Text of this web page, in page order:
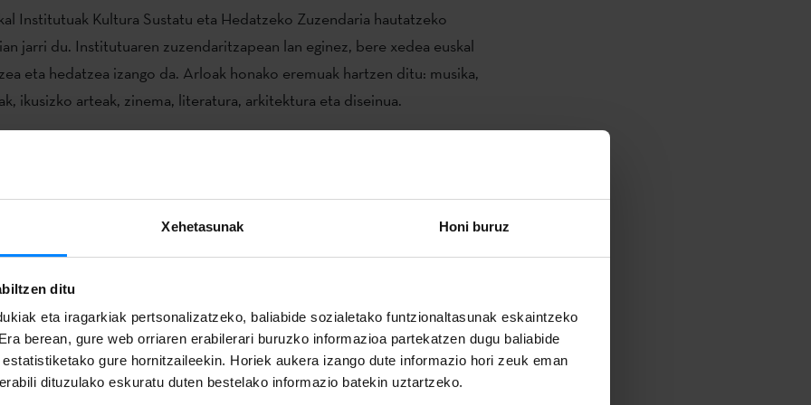
Xehetasunak Honi buruz
ditu
eta iragarkiak pertsonalizatzeko, baliabide sozialetako funtzionaltasunak eskaintzeko
berean, gure web orriaren erabilerari buruzko informazioa partekatzen dugu baliabide
gure hornitzaileekin. Horiek aukera izango dute informazio hori zeuk eman
dituzulako eskuratu duten bestelako informazio batekin uztartzeko.
Institutuak Kultura Sustatu eta Hedatzeko Zuzendaria hautatzeko
jarri du. Institutuaren zuzendaritzapean lan eginez, bere xedea euskal
eta hedatzea izango da. Arloak honako eremuak hartzen ditu: musika,
ikusizko arteak, zinema, literatura, arkitektura eta diseinua.
ibil daitezen laguntzea.
erakustaldiak antolatzea.
ekintza estrategikoak sustatzea.
laguntzeko programak diseinatzea, nazioarteko eszenan Euskadiko